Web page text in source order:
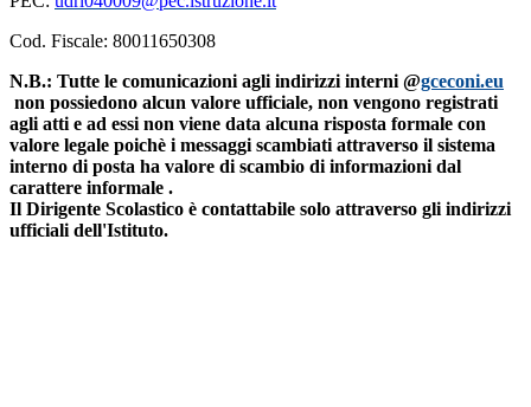
Cod. Fiscale: 80011650308
N.B.: Tutte le comunicazioni agli indirizzi interni @gceconi.eu
non possiedono alcun valore ufficiale, non vengono registrati
agli atti e ad essi non viene data alcuna risposta formale con
valore legale poichè i messaggi scambiati attraverso il sistema
interno di posta ha valore di scambio di informazioni dal
carattere informale .
Il Dirigente Scolastico è contattabile solo attraverso gli indirizzi
ufficiali dell'Istituto.